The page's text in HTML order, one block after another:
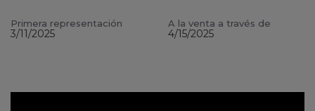
Primera representación
3/11/2025
A la venta a través de
4/15/2025